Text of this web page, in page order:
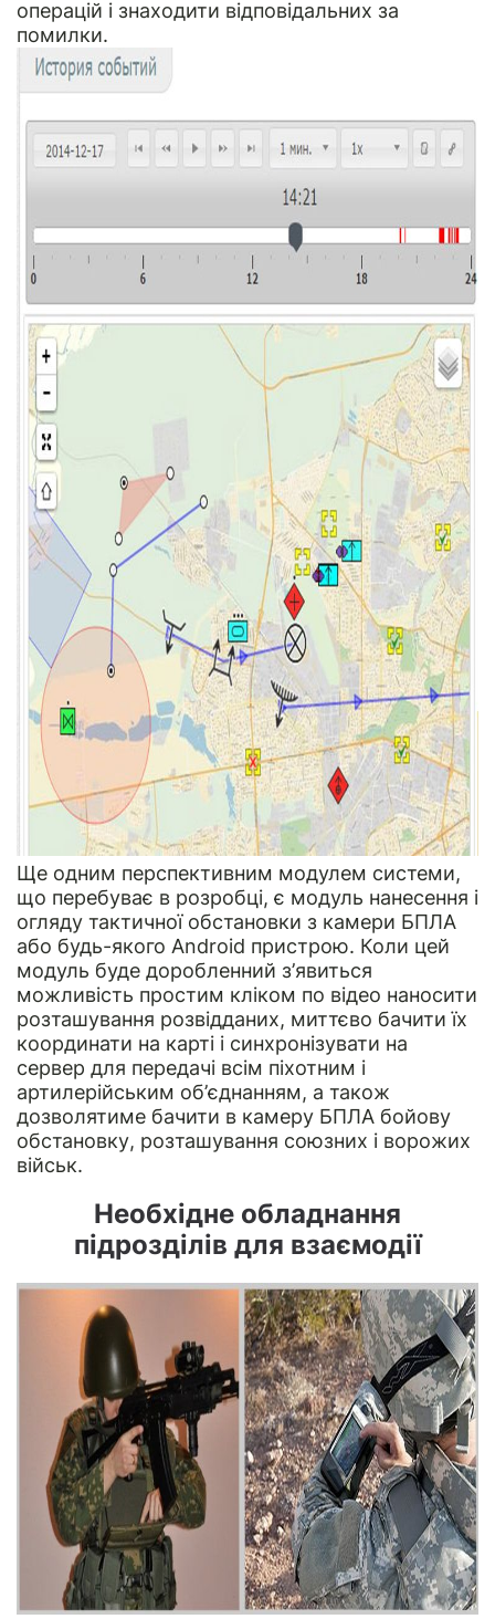
операцій і знаходити відповідальних за
помилки.
Ще одним перспективним модулем системи,
що перебуває в розробці, є модуль нанесення і
огляду тактичної обстановки з камери БПЛА
або будь-якого Android пристрою. Коли цей
модуль буде доробленний з’явиться
можливість простим кліком по відео наносити
розташування розвідданих, миттєво бачити їх
координати на карті і синхронізувати на
сервер для передачі всім піхотним і
артилерійським об’єднанням, а також
дозволятиме бачити в камеру БПЛА бойову
обстановку, розташування союзних і ворожих
військ.
Необхідне обладнання
підрозділів для взаємодії